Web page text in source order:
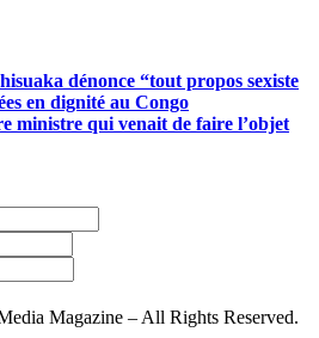
dénonce “tout propos sexiste
en dignité au Congo
ministre qui venait de faire l’objet
Magazine – All Rights Reserved.